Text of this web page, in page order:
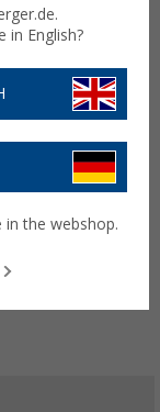
in English?
in the webshop.